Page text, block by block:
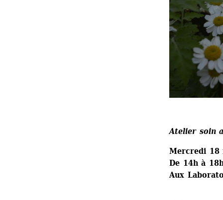
Atelier soin
Mercredi 18
De 14h à
Aux